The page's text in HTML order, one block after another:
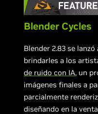
Blender Cycles
Blender 2.83 se
brindarles a los
de ruido con IA, un
imágenes finales a
parcialmente
diseñando en la